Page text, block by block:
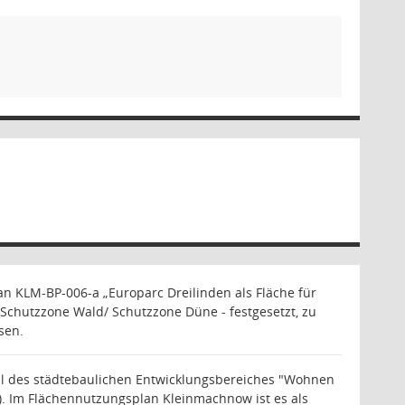
KLM-BP-006-a „Europarc Dreilinden als Fläche für
Wald/ Schutzzone Düne - festgesetzt, zu
des städtebaulichen Entwick­lungsbereiches "Wohnen
Im Flächennutzungsplan Kleinmachnow ist es als